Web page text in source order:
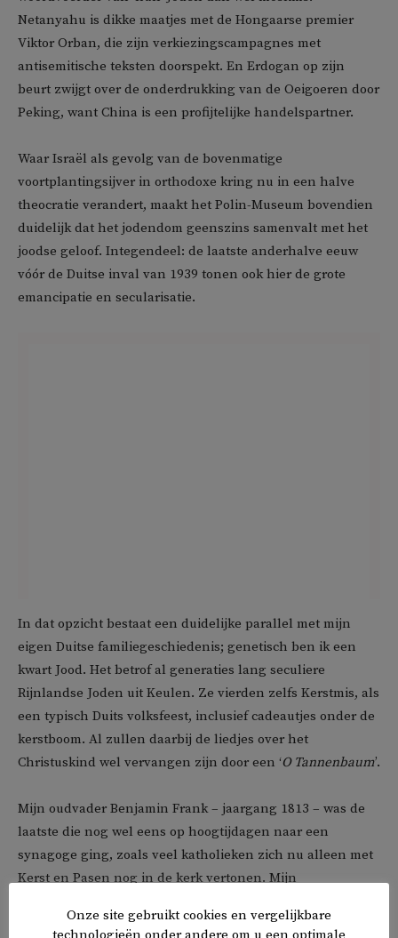
Netanyahu is dikke maatjes met de Hongaarse premier
Viktor Orban, die zijn verkiezingscampagnes met
antisemitische teksten doorspekt. En Erdogan op zijn
beurt zwijgt over de onderdrukking van de Oeigoeren door
Peking, want China is een profijtelijke handelspartner.
Waar Israël als gevolg van de bovenmatige
voortplantingsijver in orthodoxe kring nu in een halve
theocratie verandert, maakt het Polin-Museum bovendien
duidelijk dat het jodendom geenszins samenvalt met het
joodse geloof. Integendeel: de laatste anderhalve eeuw
vóór de Duitse inval van 1939 tonen ook hier de grote
emancipatie en secularisatie.
In dat opzicht bestaat een duidelijke parallel met mijn
eigen Duitse familiegeschiedenis; genetisch ben ik een
kwart Jood. Het betrof al generaties lang seculiere
Rijnlandse Joden uit Keulen. Ze vierden zelfs Kerstmis, als
een typisch Duits volksfeest, inclusief cadeautjes onder de
kerstboom. Al zullen daarbij de liedjes over het
Christuskind wel vervangen zijn door een ‘O Tannenbaum’.
Mijn oudvader Benjamin Frank – jaargang 1813 – was de
laatste die nog wel eens op hoogtijdagen naar een
synagoge ging, zoals veel katholieken zich nu alleen met
Kerst en Pasen nog in de kerk vertonen. Mijn
Immanuel Kant geïnspireerde vrijdenker, die volledig met
Onze site gebruikt cookies en vergelijkbare